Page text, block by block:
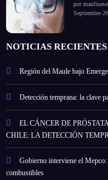
por
Septiembre
NOTICIAS RECIENTES
Región del Maule bajo
Detección temprana: la clave
EL CÁNCER DE
CHILE: LA DETECCIÓN
Gobierno interviene el
combustibles